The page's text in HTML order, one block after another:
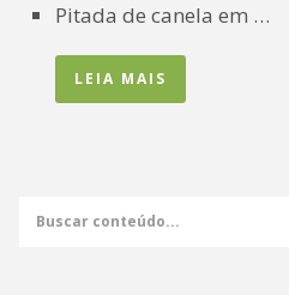
Pitada de canela em …
LEIA MAIS